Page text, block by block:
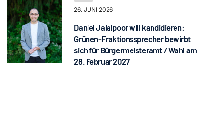
26. JUNI 2026
Daniel Jalalpoor will kandidieren:
Grünen-Fraktionssprecher bewirbt
sich für Bürgermeisteramt / Wahl am
28. Februar 2027